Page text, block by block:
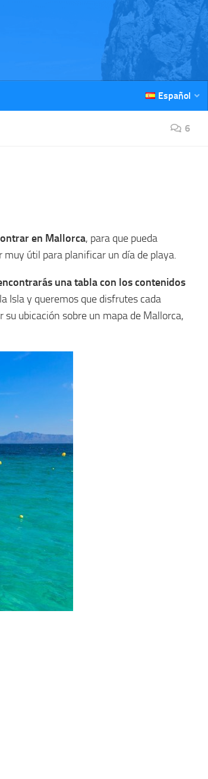
Español
6
en Mallorca, para que pueda
útil para planificar un día de playa.
una tabla con los contenidos
Isla y queremos que disfrutes cada
ubicación sobre un mapa de Mallorca,